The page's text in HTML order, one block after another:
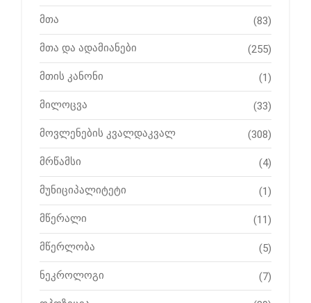
მთა (83)
მთა და ადამიანები (255)
მთის კანონი (1)
მილოცვა (33)
მოვლენების კვალდაკვალ (308)
მრწამსი (4)
მუნიციპალიტეტი (1)
მწერალი (11)
მწერლობა (5)
ნეკროლოგი (7)